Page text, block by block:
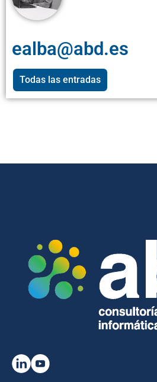
ealba@abd.es
Todas las entradas